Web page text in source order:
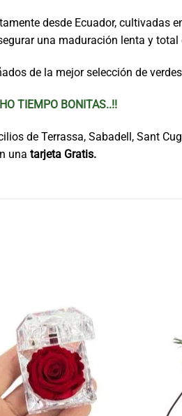
desde Ecuador, cultivadas
una maduración lenta y total
de la mejor selección de
TIEMPO BONITAS..!!
de Terrassa, Sabadell, Sant
una tarjeta Gratis.